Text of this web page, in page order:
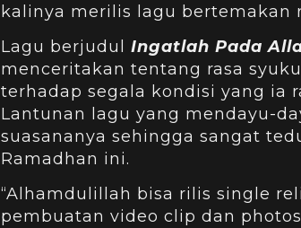
kalinya merilis lagu bertemakan
Lagu berjudul Ingatlah Pada
menceritakan tentang rasa
terhadap segala kondisi yang ia
Lantunan lagu yang mendayu-
suasananya sehingga sangat
Ramadhan ini.
“Alhamdulillah bisa rilis single
pembuatan video clip dan